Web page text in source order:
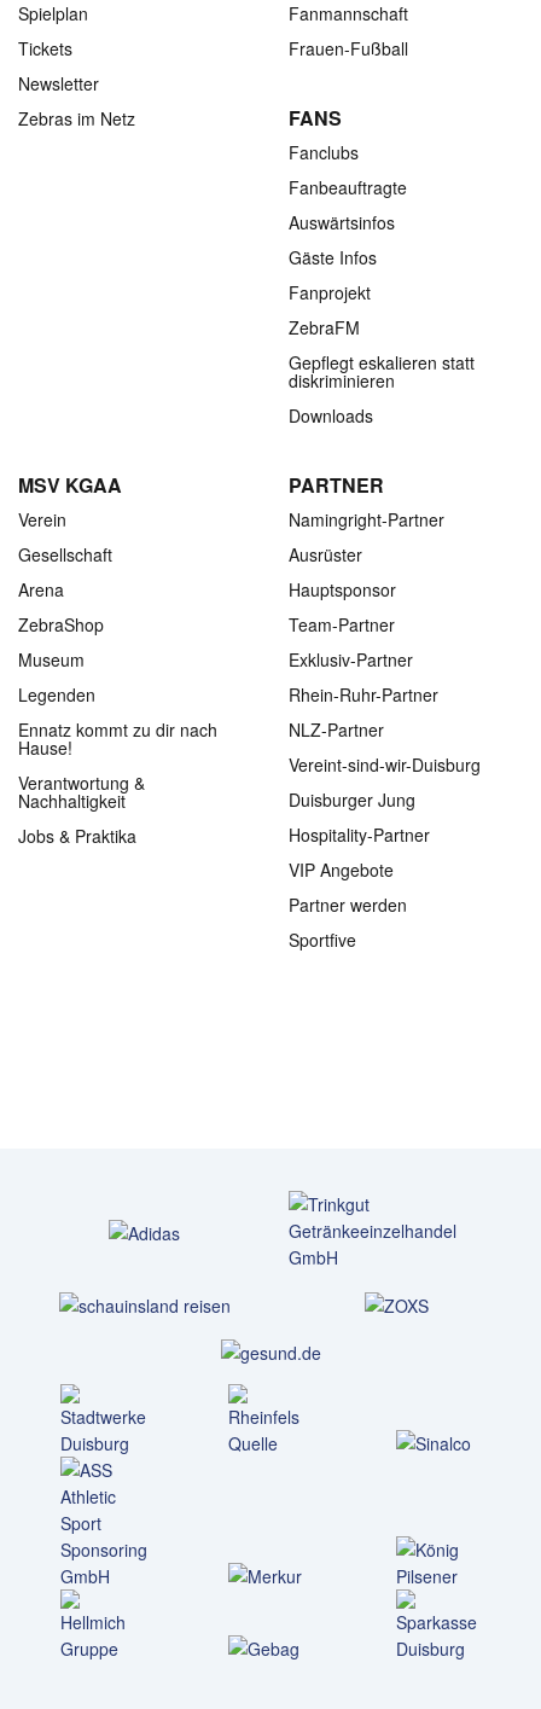
Spielplan
Tickets
Newsletter
Zebras im Netz
Fanmannschaft
Frauen-Fußball
FANS
Fanclubs
Fanbeauftragte
Auswärtsinfos
Gäste Infos
Fanprojekt
ZebraFM
Gepflegt eskalieren statt
diskriminieren
Downloads
MSV KGAA
Verein
Gesellschaft
Arena
ZebraShop
Museum
Legenden
Ennatz kommt zu dir nach
Hause!
Verantwortung &
Nachhaltigkeit
Jobs & Praktika
PARTNER
Namingright-Partner
Ausrüster
Hauptsponsor
Team-Partner
Exklusiv-Partner
Rhein-Ruhr-Partner
NLZ-Partner
Vereint-sind-wir-Duisburg
Duisburger Jung
Hospitality-Partner
VIP Angebote
Partner werden
Sportfive